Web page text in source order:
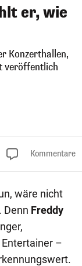
er, wie
Konzerthallen,
veröffentlich
Kommentare
wäre nicht
Denn Freddy
–